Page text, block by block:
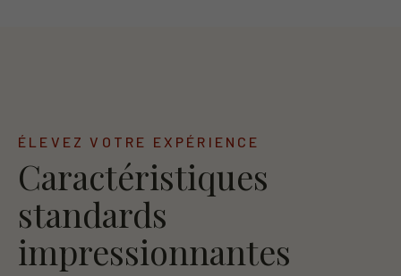
ÉLEVEZ VOTRE EXPÉRIENCE
Caractéristiques
standards
impressionnantes